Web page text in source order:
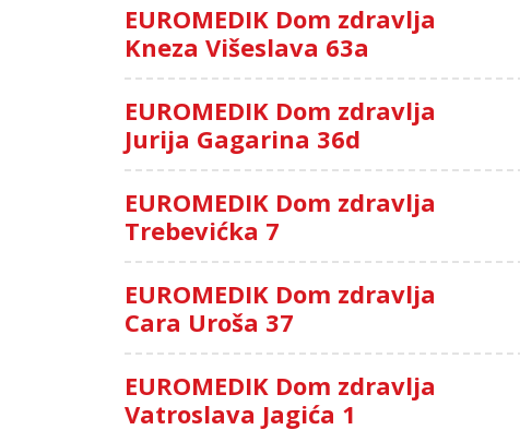
EUROMEDIK Dom zdravlja
Kneza Višeslava 63a
EUROMEDIK Dom zdravlja
Jurija Gagarina 36d
EUROMEDIK Dom zdravlja
Trebevićka 7
EUROMEDIK Dom zdravlja
Cara Uroša 37
EUROMEDIK Dom zdravlja
Vatroslava Jagića 1